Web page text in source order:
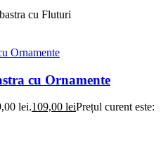
cu Fluturi
cu Ornamente
lei.109,00 leiPrețul curent este: